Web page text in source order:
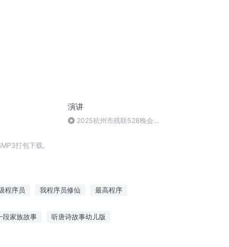
演讲
2025杭州市残联528晚会樊
打包下载。
程序员 我程序员修仙 最高程序
段家族故事 听唐诗故事幼儿版